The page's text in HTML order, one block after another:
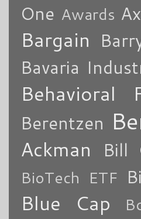
One Awards
Bargain
Bavaria
Behavioral
Berentzen
Ackman Bill
BioTech ETF
Blue Cap